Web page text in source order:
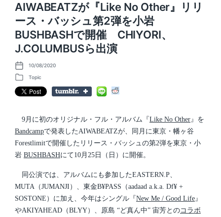
AIWABEATZが『Like No Other』リリ
ース・バッシュ第2弾を小岩
BUSHBASHで開催 CHIYORI、
J.COLUMBUSら出演
P
o
t
d
10/08/2020
P
o
s
n
Topic
9月に初のオリジナル・フル・アルバム『Like No Other』を
Bandcampで発表したAIWABEATZが、同月に東京・幡ヶ谷
Forestlimitで開催したリリース・バッシュの第2弾を東京・小
岩 BUSHBASHにて10月25日（日）に開催。
同公演では、アルバムにも参加したEASTERN.P、
MUTA（JUMANJI）、東金B¥PASS（aadaad a.k.a. Df¥ +
SOSTONE）に加え、今年はシングル『New Me / Good Life』
やAKIYAHEAD（BLYY）、原島 “ど真ん中” 宙芳とのコラボ